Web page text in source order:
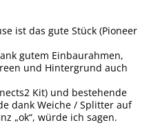
ist das gute Stück (Pioneer
gutem Einbaurahmen,
und Hintergrund auch
Kit) und bestehende
dank Weiche / Splitter auf
„ok“, würde ich sagen.